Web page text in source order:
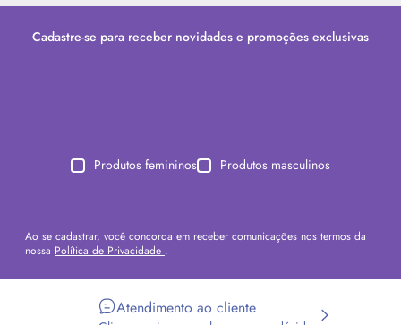
Cadastre-se para receber novidades e promoções exclusivas
Produtos femininos Produtos masculinos
Ao se cadastrar, você concorda em receber comunicações nos termos da
nossa Política de Privacidade .
Atendimento ao cliente